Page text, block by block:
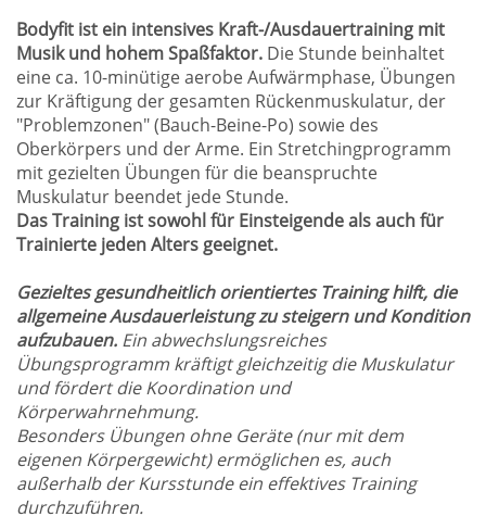
Bodyfit ist ein intensives Kraft-/Ausdauertraining mit
Musik und hohem Spaßfaktor. Die Stunde beinhaltet
eine ca. 10-minütige aerobe Aufwärmphase, Übungen
zur Kräftigung der gesamten Rückenmuskulatur, der
"Problemzonen" (Bauch-Beine-Po) sowie des
Oberkörpers und der Arme. Ein Stretchingprogramm
mit gezielten Übungen für die beanspruchte
Muskulatur beendet jede Stunde.
Das Training ist sowohl für Einsteigende als auch für
Trainierte jeden Alters geeignet.
Gezieltes gesundheitlich orientiertes Training hilft, die
allgemeine Ausdauerleistung zu steigern und Kondition
aufzubauen. Ein abwechslungsreiches
Übungsprogramm kräftigt gleichzeitig die Muskulatur
und fördert die Koordination und
Körperwahrnehmung.
Besonders Übungen ohne Geräte (nur mit dem
eigenen Körpergewicht) ermöglichen es, auch
außerhalb der Kursstunde ein effektives Training
durchzuführen.